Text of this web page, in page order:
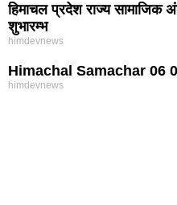
हिमाचल प्रदेश राज्य सामाजिक
शुभारम्भ
himdevnews
Himachal Samachar 06
himdevnews